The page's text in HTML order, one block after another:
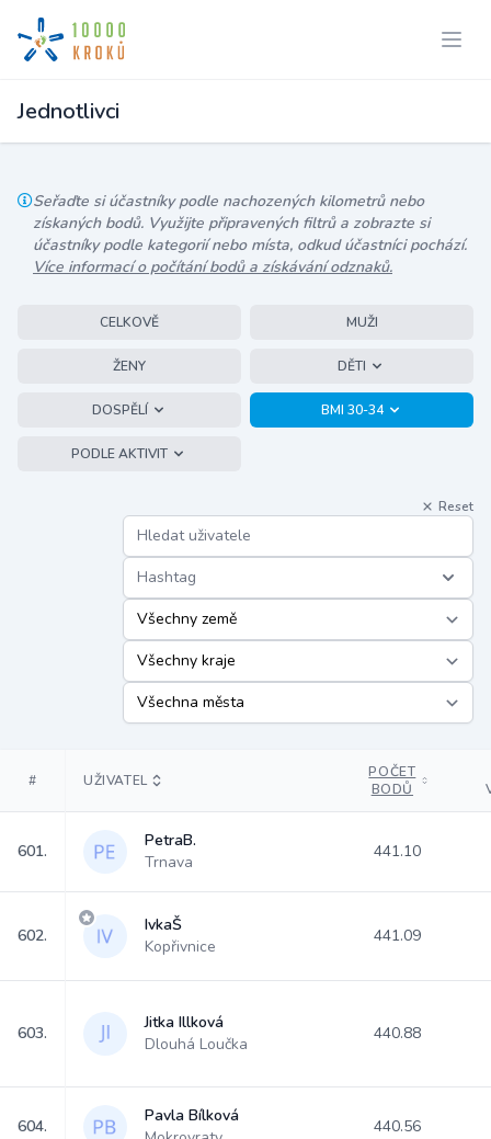
Jednotlivci
Seřaďte si účastníky podle nachozených kilometrů nebo
získaných bodů. Využijte připravených filtrů a zobrazte si
účastníky podle kategorií nebo místa, odkud účastníci pochází.
Více informací o počítání bodů a získávání odznaků.
CELKOVĚ MUŽI
ŽENY DĚTI
DOSPĚLÍ BMI 30-34
PODLE AKTIVIT
Reset
Hashtag
# UŽIVATEL
POČET
BODŮ
601.
PetraB.
Trnava
441.10
602.
IvkaŠ
Kopřivnice
441.09
603.
Jitka Illková
Dlouhá Loučka
440.88
604.
Pavla Bílková
440.56